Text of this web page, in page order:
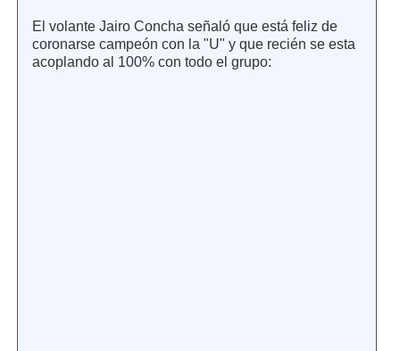
El volante Jairo Concha señaló que está feliz de
coronarse campeón con la "U" y que recién se esta
acoplando al 100% con todo el grupo: